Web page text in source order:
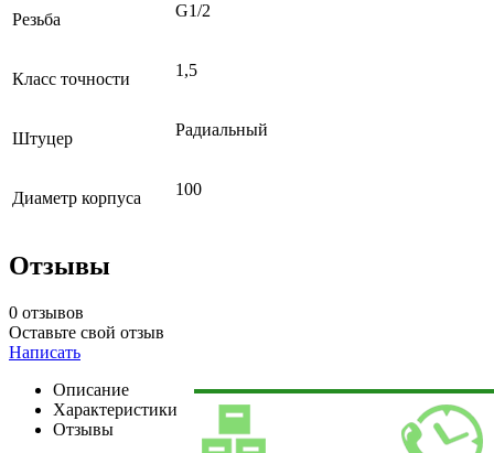
Резьба G1/2
Класс точности 1,5
Штуцер Радиальный
Диаметр корпуса 100
Отзывы
0 отзывов
Оставьте свой отзыв
Написать
Описание
Характеристики
Отзывы